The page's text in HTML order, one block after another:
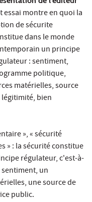
essai montre en quoi la
de sécurite
dans le monde
un principe
: sentiment,
politique,
matérielles, source
bien
», « sécurité
» : la sécurité constitue
régulateur, c'est-à-
un
une source de
public.